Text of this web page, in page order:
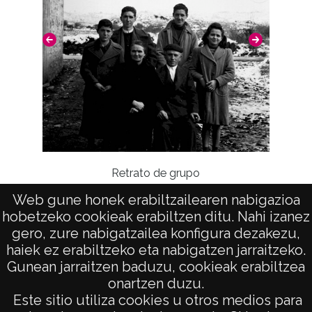
Web gune honek erabiltzailearen nabigazioa
hobetzeko cookieak erabiltzen ditu. Nahi izanez
gero, zure nabigatzailea konfigura dezakezu,
haiek ez erabiltzeko eta nabigatzen jarraitzeko.
Gunean jarraitzen baduzu, cookieak erabiltzea
onartzen duzu.
Este sitio utiliza cookies u otros medios para
Retrato de grupo
AVISO LEGAL